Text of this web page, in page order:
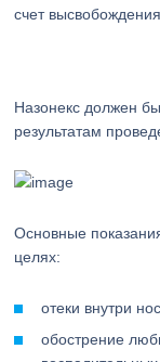
счет
Назонекс должен
результатам
Основные
целях:
отеки внутри
обострение